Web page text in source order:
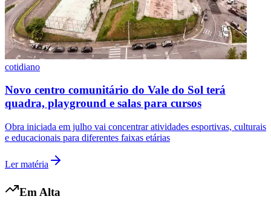
cotidiano
Novo centro comunitário do Vale do Sol terá
quadra, playground e salas para cursos
Obra iniciada em julho vai concentrar atividades esportivas, culturais
e educacionais para diferentes faixas etárias
Ler matéria
Em Alta